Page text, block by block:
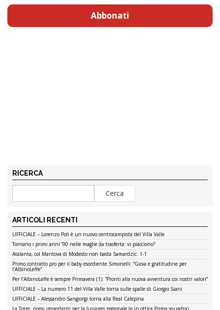
Abbonati
RICERCA
ARTICOLI RECENTI
UFFICIALE – Lorenzo Poli è un nuovo centrocampista del Villa Valle
Tornano i primi anni ’90 nelle maglie da trasferta: vi piacciono?
Atalanta, col Mantova di Modesto non basta Samardzic: 1-1
Primo contratto pro per il baby esordiente Simonelli: “Gioia e gratitudine per
l’AlbinoLeffe”
Per l’AlbinoLeffe è sempre Primavera (1): “Pronti alla nuova avventura coi nostri valori”
UFFICIALE – La numero 11 del Villa Valle torna sulle spalle di Giorgio Siani
UFFICIALE – Alessandro Sangiorgi torna alla Real Calepina